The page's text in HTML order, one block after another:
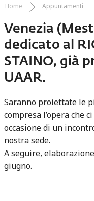
Tu sei qui
Home Appuntamenti
Venezia
dedicato al
STAINO, già
UAAR.
Saranno proiettate le
compresa l’opera che
occasione di un
nostra sede.
A seguire,
giugno.